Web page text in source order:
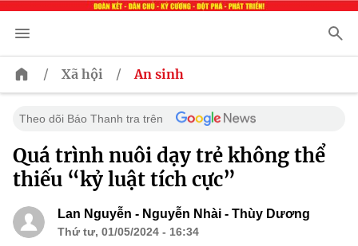
/ Xã hội / An sinh
Theo dõi Báo Thanh tra trên
Quá trình nuôi dạy trẻ không thể
thiếu “kỷ luật tích cực”
Lan Nguyễn - Nguyễn Nhài - Thùy Dương
Thứ tư, 01/05/2024 - 16:34